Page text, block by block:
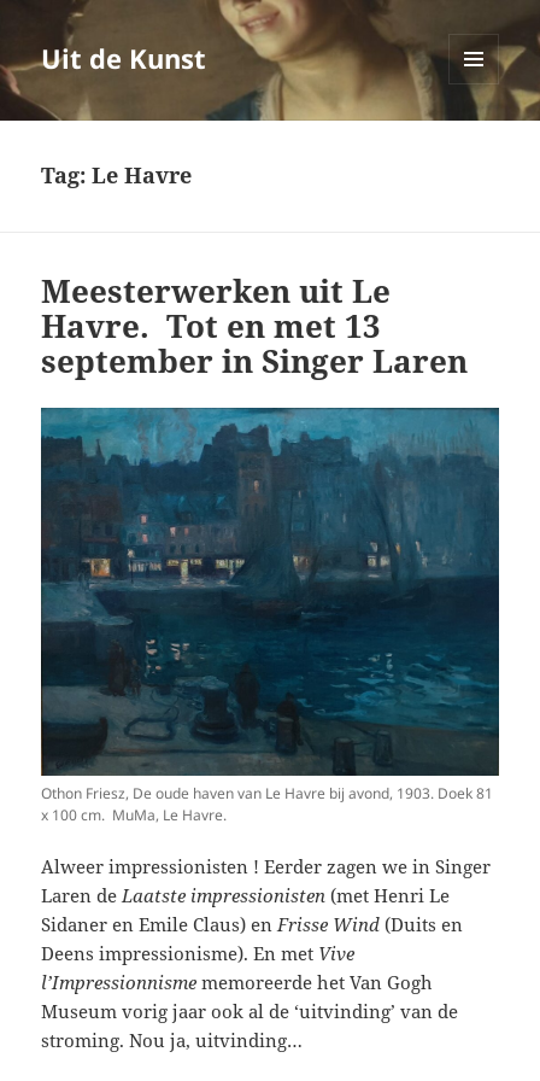
Uit de Kunst
MENU
EN
Tag:Le Havre
Meesterwerken uit Le
Havre. Tot en met 13
september in Singer Laren
Othon Friesz, De oude haven van Le Havre bij avond, 1903. Doek 81
x 100 cm. MuMa, Le Havre.
Alweer impressionisten ! Eerder zagen we in Singer
Laren de Laatste impressionisten (met Henri Le
Sidaner en Emile Claus) en Frisse Wind (Duits en
Deens impressionisme). En met Vive
l’Impressionnisme memoreerde het Van Gogh
Museum vorig jaar ook al de ‘uitvinding’ van de
stroming. Nou ja, uitvinding…